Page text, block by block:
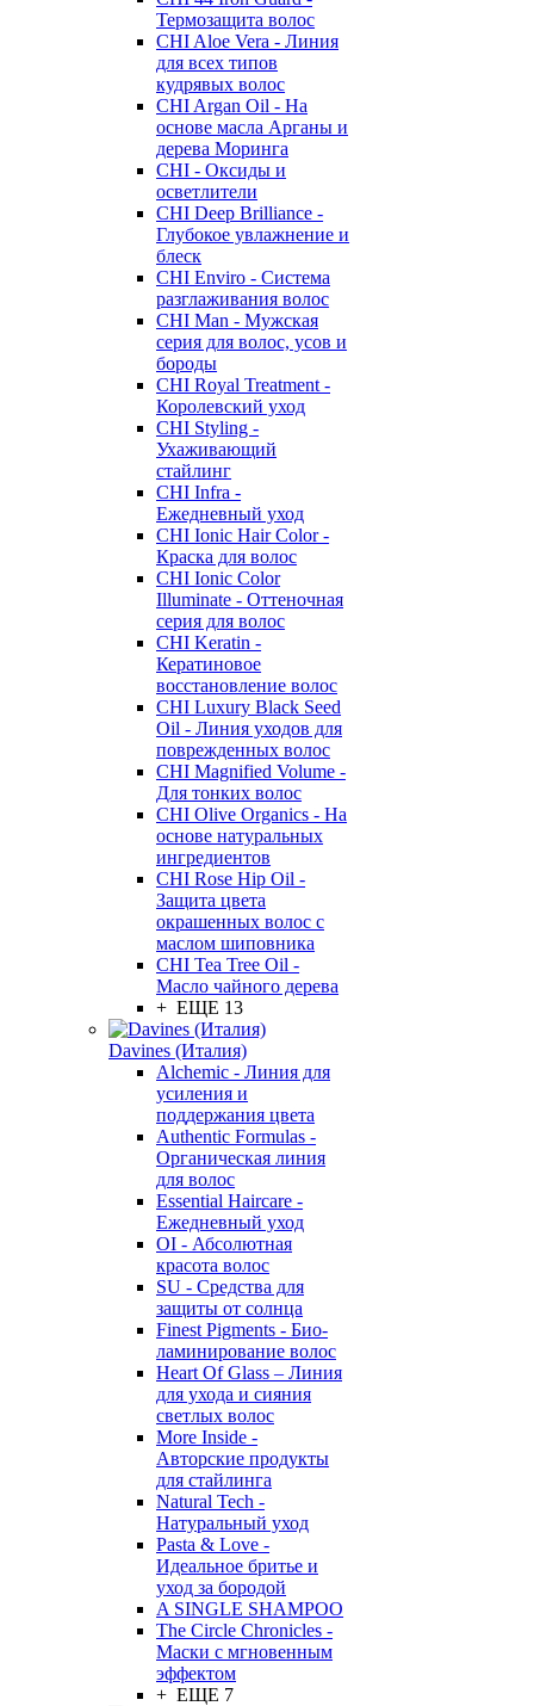
Термозащита волос
CHI Aloe Vera - Линия
для всех типов
кудрявых волос
CHI Argan Oil - На
основе масла Арганы и
дерева Моринга
CHI - Оксиды и
осветлители
CHI Deep Brilliance -
Глубокое увлажнение и
блеск
CHI Enviro - Система
разглаживания волос
CHI Man - Мужская
серия для волос, усов и
бороды
CHI Royal Treatment -
Королевский уход
CHI Styling -
Ухаживающий
стайлинг
CHI Infra -
Ежедневный уход
CHI Ionic Hair Color -
Краска для волос
CHI Ionic Color
Illuminate - Оттеночная
серия для волос
CHI Keratin -
Кератиновое
восстановление волос
CHI Luxury Black Seed
Oil - Линия уходов для
поврежденных волос
CHI Magnified Volume -
Для тонких волос
CHI Olive Organics - На
основе натуральных
ингредиентов
CHI Rose Hip Oil -
Защита цвета
окрашенных волос с
маслом шиповника
CHI Tea Tree Oil -
Масло чайного дерева
+ ЕЩЕ 13
Davines (Италия)
Alchemic - Линия для
усиления и
поддержания цвета
Authentic Formulas -
Органическая линия
для волос
Essential Haircare -
Eжедневный уход
OI - Абсолютная
красота волос
SU - Средства для
защиты от солнца
Finest Pigments - Био-
ламинирование волос
Heart Of Glass – Линия
для ухода и сияния
светлых волос
More Inside -
Авторские продукты
для стайлинга
Natural Tech -
Натуральный уход
Pasta & Love -
Идеальное бритье и
уход за бородой
A SINGLE SHAMPOO
The Circle Chronicles -
Маски с мгновенным
эффектом
+ ЕЩЕ 7